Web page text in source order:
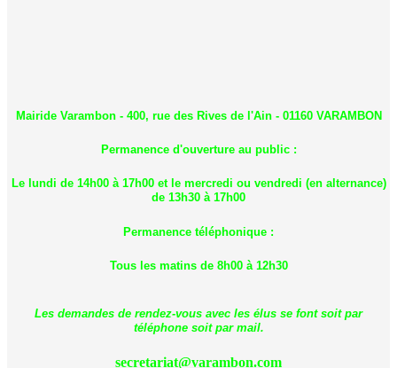
Mairide Varambon - 400, rue des Rives de l'Ain - 01160 VARAMBON
Permanence d'ouverture au public :
Le lundi de 14h00 à 17h00 et le mercredi ou vendredi (en alternance)
de 13h30 à 17h00
Permanence téléphonique :
Tous les matins de 8h00 à 12h30
Les demandes de rendez-vous avec les élus se font soit par
téléphone soit par mail.
secretariat@varambon.com